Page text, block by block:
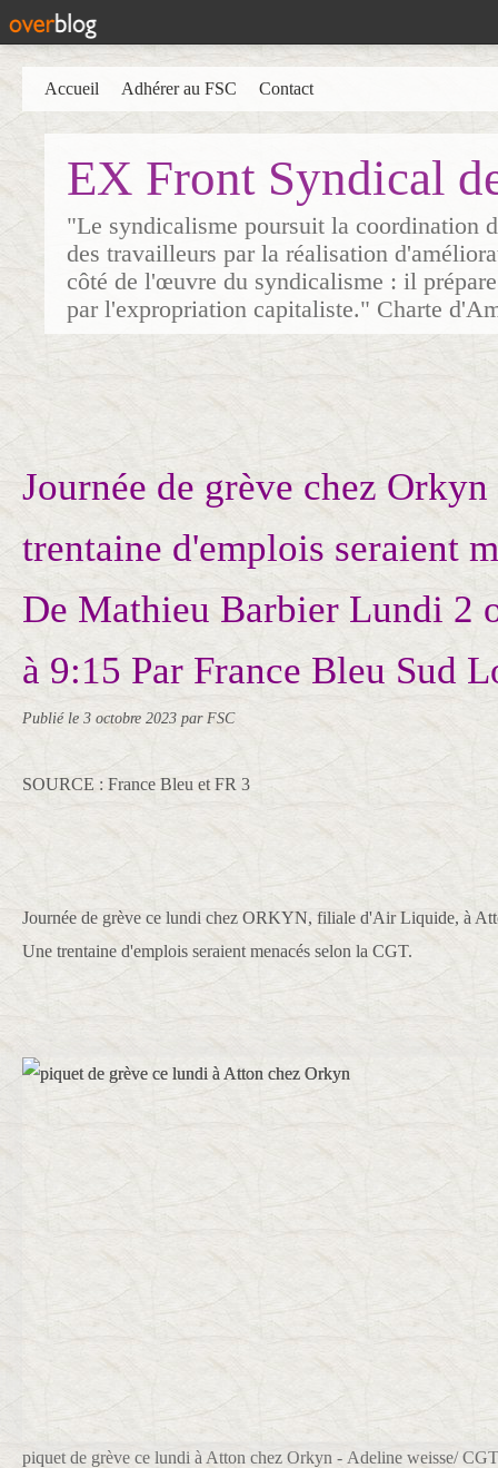
EX Front Syndical
"Le syndicalisme poursuit la coordination
des travailleurs par la réalisation
côté de l'œuvre du syndicalisme : il
par l'expropriation capitaliste." Charte
Accueil Adhérer au FSC Contact
Journée de grève chez
trentaine d'emplois seraient
De Mathieu Barbier Lundi 2
à 9:15 Par France Bleu Sud
Publié le 3 octobre 2023 par FSC
SOURCE : France Bleu et FR 3
Journée de grève ce lundi chez ORKYN, filiale d'Air Liquide, à
Une trentaine d'emplois seraient menacés selon la CGT.
piquet de grève ce lundi à Atton chez Orkyn - Adeline weisse/ CGT